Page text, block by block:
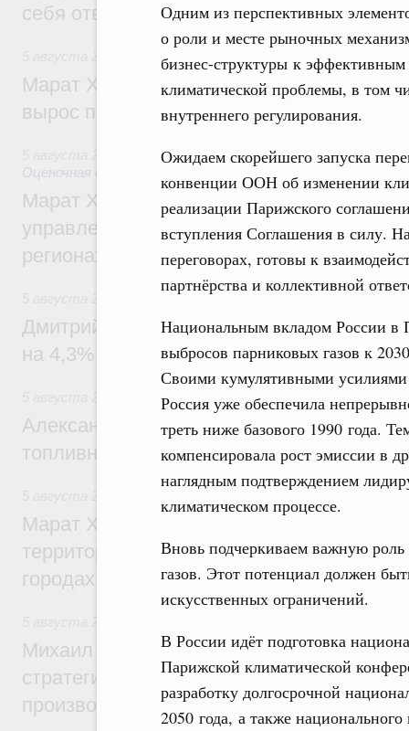
Одним из перспективных
о роли и месте рыночных
бизнес-структуры к
климатической проблемы, в том
внутреннего регулирования.
Ожидаем скорейшего запуска
конвенции ООН об изменении
реализации Парижского
вступления Соглашения в силу.
переговорах, готовы к
партнёрства и коллективной
Национальным вкладом России в
выбросов парниковых газов к
Своими кумулятивными
Россия уже обеспечила
треть ниже базового 1990 года.
компенсировала рост эмиссии в
наглядным подтверждением
климатическом процессе.
Вновь подчеркиваем важную
газов. Этот потенциал должен
искусственных ограничений.
В России идёт подготовка
Парижской климатической
разработку долгосрочной
2050 года, а также
себя ответственность за будущее
Национальный проект «Инфраструктура
Марат Хуснуллин: Ввод нежилых зданий
вырос почти на треть
Земельные отношения. Кадастровая
Оценочная деятельность
Марат Хуснуллин: По решению
управление «ДОМ.РФ» перейдёт более
регионах
Внутренний и въездной туризм
Дмитрий Чернышенко: Внутренний
на 4,3%, въездной – на 20,1%
Оборот бензина и дизельного топлива
Александр Новак провёл совещание по
топливном рынке
Марат Хуснуллин: Первые проекты
территорий в Донбассе и Новороссии
городах ДНР
Михаил Мишустин дал поручения по
стратегической сессии, посвящённой
производительности труда